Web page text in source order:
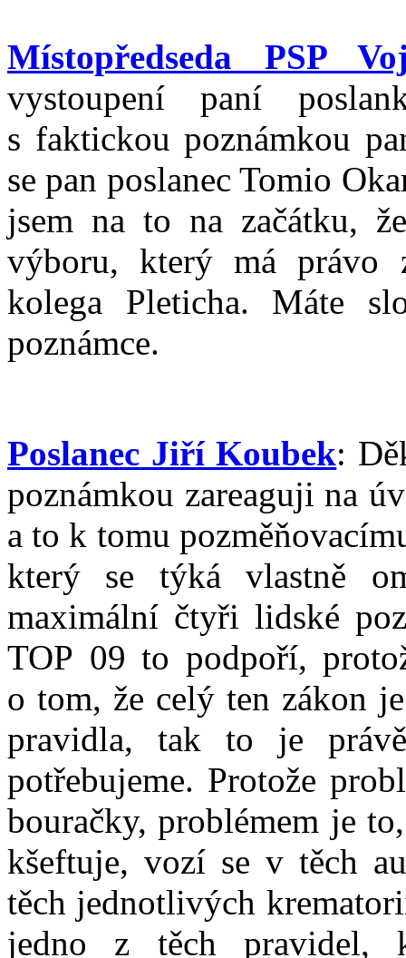
Místopředseda PSP
vystoupení paní
s faktickou poznámkou
se pan poslanec Tomio
jsem na to na začátku,
výboru, který má právo
kolega Pleticha. Máte
poznámce.
Poslanec Jiří Koubek:
poznámkou zareaguji na
a to k tomu
který se týká vlastně
maximální čtyři lidské
TOP 09 to podpoří,
o tom, že celý ten zákon
pravidla, tak to je
potřebujeme. Protože
bouračky, problémem je
kšeftuje, vozí se v těch
těch jednotlivých
jedno z těch pravidel,